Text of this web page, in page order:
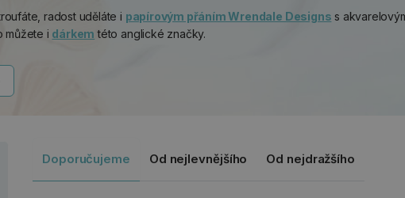
radost uděláte i papírovým přáním Wrendale Designs s
můžete i dárkem této anglické značky.
Doporučujeme Od nejlevnějšího Od nejdražšího